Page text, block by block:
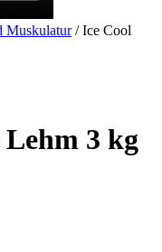
Muskulatur/ Ice Cool
3 kg